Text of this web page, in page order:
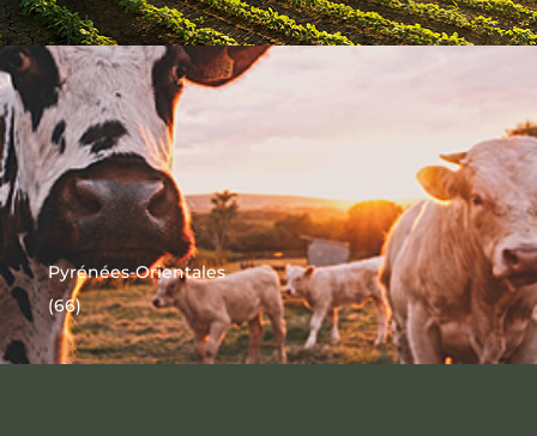
Pyrénées-Orientales
(66)